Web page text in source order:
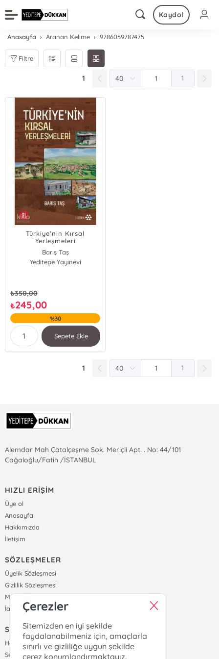
Kaydol
Anasayfa Aranan Kelime 9786059787475
Filtre
1 1
Türkiye'nin Kırsal
Yerleşmeleri
Barış Taş
Yeditepe Yayınevi
₺350,00
₺245,00
%30
Sepete Ekle
1 1
Alemdar Mah Çatalçeşme Sok. Meriçli Apt. . No: 44/101
Cağaloğlu/Fatih /İSTANBUL
HIZLI ERİŞİM
Üye ol
Anasayfa
Hakkımızda
İletişim
SÖZLEŞMELER
Üyelik Sözleşmesi
Gizlilik Sözleşmesi
Mesafeli Satış Sözleşmesi
İade ve Teslimat Koşulları
SİPARİŞ
Hesabım
Sepetim
Çerezler
Sitemizden en iyi şekilde
faydalanabilmeniz için, amaçlarla
sınırlı ve gizliliğe uygun şekilde
çerez konumlandırmaktayız.